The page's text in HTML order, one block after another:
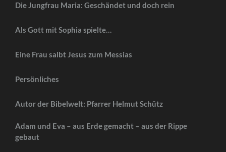
Die Jungfrau Maria: Geschändet und doch rein
Als Gott mit Sophia spielte…
Eine Frau salbt Jesus zum Messias
Persönliches
Autor der Bibelwelt: Pfarrer Helmut Schütz
Adam und Eva – aus Erde gemacht – aus der Rippe
gebaut